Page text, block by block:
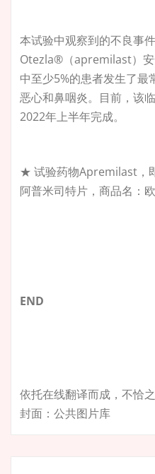
本试验中观察到的不良事
Otezla®（apremilast）安
中至少5%的患者发生了最
恶心和鼻咽炎。目前，该
2022年上半年完成。
★ 试验药物Apremilast，
阿普米司特片，商品名：
END
依托在线翻译而成，不恰
封面：公共图片库